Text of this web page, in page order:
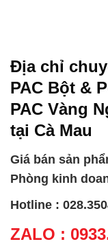
Địa chỉ
PAC Bột &
PAC Vàng
tại Cà Mau
Giá bán sản
Phòng kinh
Hotline :
ZALO :